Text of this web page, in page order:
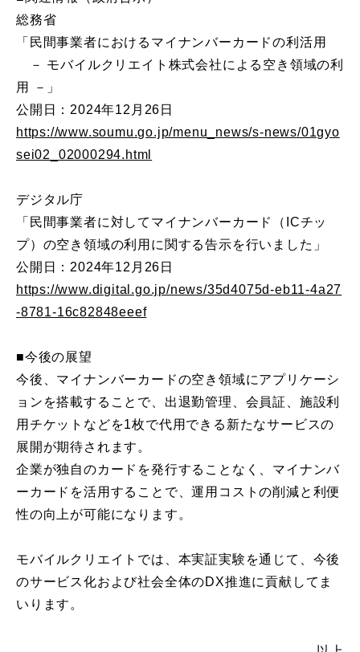
総務省
「民間事業者におけるマイナンバーカードの利活用
－ モバイルクリエイト株式会社による空き領域の利
用 －」
公開日：2024年12月26日
https://www.soumu.go.jp/menu_news/s-news/01gyo
sei02_02000294.html
デジタル庁
「民間事業者に対してマイナンバーカード（ICチッ
プ）の空き領域の利用に関する告示を行いました」
公開日：2024年12月26日
https://www.digital.go.jp/news/35d4075d-eb11-4a27
-8781-16c82848eeef
■今後の展望
今後、マイナンバーカードの空き領域にアプリケーシ
ョンを搭載することで、出退勤管理、会員証、施設利
用チケットなどを1枚で代用できる新たなサービスの
展開が期待されます。
企業が独自のカードを発行することなく、マイナンバ
ーカードを活用することで、運用コストの削減と利便
性の向上が可能になります。
モバイルクリエイトでは、本実証実験を通じて、今後
のサービス化および社会全体のDX推進に貢献してま
いります。